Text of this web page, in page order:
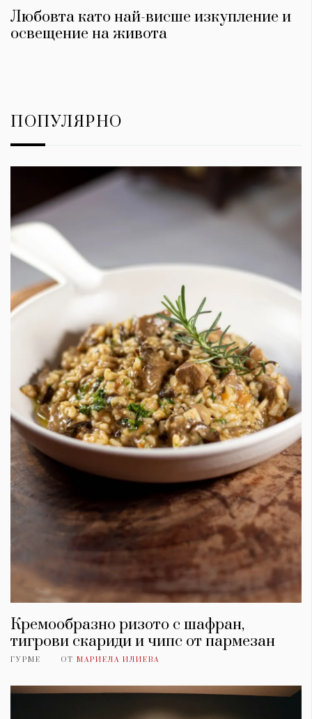
Любовта като най-висше изкупление и
освещение на живота
ПОПУЛЯРНО
Кремообразно ризото с шафран,
тигрови скариди и чипс от пармезан
ГУРМЕ ОТ МАРИЕЛА ИЛИЕВА